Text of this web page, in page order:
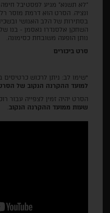
"לא תשנא" מגיע לפסטיבל
ונציה. הסרט הוא דרמת מוסר
בסתירות של הלב האנושי
השחקן אלסנדרו גאסמן - בנו של
נותן הופעה משובחת כסימונה.
סרט ביכורים
*שימו לב: ניתן לרכוש
למועד ההקרנה הנקוב של
הסרט יהיה זמין לצפייה עבור
שעות ממועד ההקרנה הנקוב